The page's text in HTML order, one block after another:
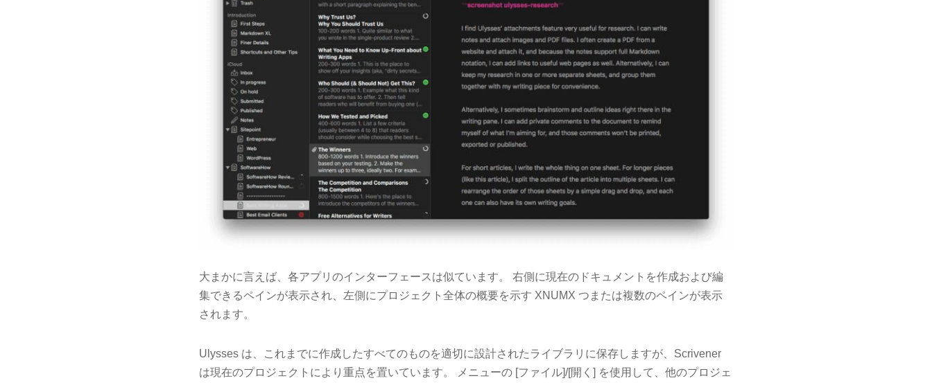
大まかに言えば、各アプリのインターフェースは似ています。 右側に現在のドキュメントを作成および編
集できるペインが表示され、左側にプロジェクト全体の概要を示す XNUMX つまたは複数のペインが表示
されます。
Ulysses は、これまでに作成したすべてのものを適切に設計されたライブラリに保存しますが、Scrivener
は現在のプロジェクトにより重点を置いています。 メニューの [ファイル]/[開く] を使用して、他のプロジェ